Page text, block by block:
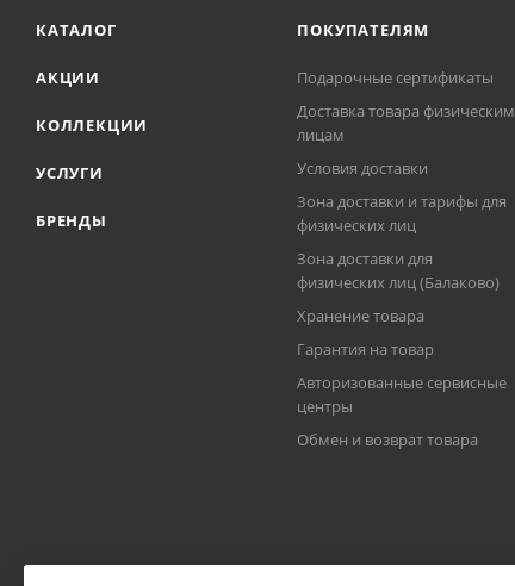
КАТАЛОГ
АКЦИИ
КОЛЛЕКЦИИ
УСЛУГИ
БРЕНДЫ
ПОКУПАТЕЛЯМ
Подарочные сертификаты
Доставка товара физическим
лицам
Условия доставки
Зона доставки и тарифы для
физических лиц
Зона доставки для
физических лиц (Балаково)
Хранение товара
Гарантия на товар
Авторизованные сервисные
центры
Обмен и возврат товара